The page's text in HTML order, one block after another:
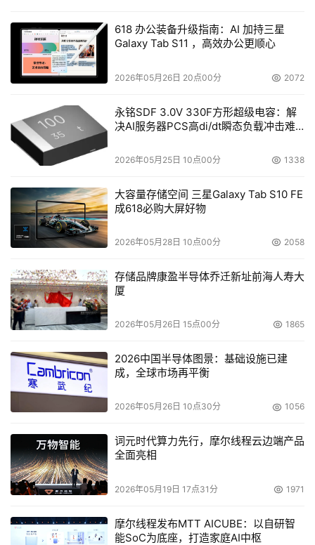
Tucci表示，EMC将于8月6日在纽约公布EMC收购
Legato的更多细节。不过，他透露此次收购Legato将使
Legato失去两名合作伙伴，包括Sun微系统公司和惠普
与此同时，Tucci表示，EMC期望收购Legato后将使公
司的软件收入比重上升至30%，而2003年第一季度，EMC
公司的软件收入为299百万美元，占总收入的22%。
按照收购协议，EMC将发行价值13亿美元的新股，每股
价格为11.74美元。
本文来源于DOIT传媒，文章内容仅供参考，不构成投资建议。
618 办公装备升级指南：AI 加持三星
Galaxy Tab S11 ，高效办公更顺心
2026年05月26日 20点00分 2072
永铭SDF 3.0V 330F方形超级电容：解
决AI服务器PCS高di/dt瞬态负载冲击难
2026年05月25日 10点00分 1338
大容量存储空间 三星Galaxy Tab S10 FE
成618必购大屏好物
2026年05月28日 10点00分 2058
存储品牌康盈半导体乔迁新址前海人寿大
厦
2026年05月26日 15点00分 1865
2026中国半导体图景：基础设施已建
成，全球市场再平衡
2026年05月26日 10点30分 1056
词元时代算力先行，摩尔线程云边端产品
全面亮相
2026年05月19日 17点31分 1971
摩尔线程发布MTT AICUBE：以自研智
能SoC为底座，打造家庭AI中枢